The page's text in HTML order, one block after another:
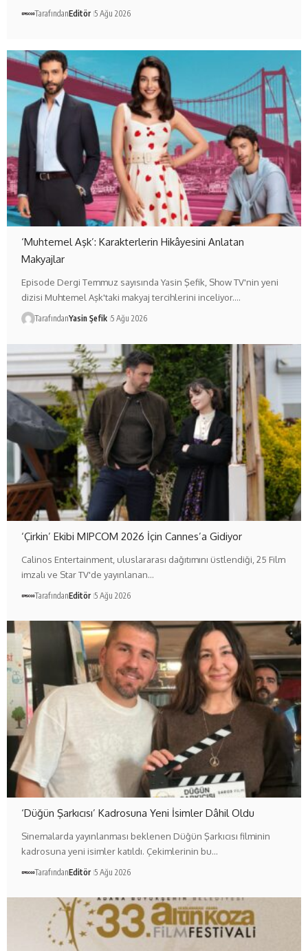
TarafındanEditör 5 Ağu 2026
‘Muhtemel Aşk’: Karakterlerin Hikâyesini Anlatan
Makyajlar
Episode Dergi Temmuz sayısında Yasin Şefik, Show TV'nin yeni
dizisi Muhtemel Aşk'taki makyaj tercihlerini inceliyor.…
TarafındanYasin Şefik 5 Ağu 2026
‘Çirkin’ Ekibi MIPCOM 2026 İçin Cannes’a Gidiyor
Calinos Entertainment, uluslararası dağıtımını üstlendiği, 25 Film
imzalı ve Star TV'de yayınlanan…
TarafındanEditör 5 Ağu 2026
‘Düğün Şarkıcısı’ Kadrosuna Yeni İsimler Dâhil Oldu
Sinemalarda yayınlanması beklenen Düğün Şarkıcısı filminin
kadrosuna yeni isimler katıldı. Çekimlerinin bu…
TarafındanEditör 5 Ağu 2026